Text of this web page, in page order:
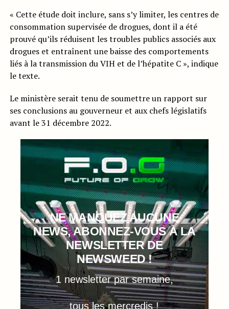
« Cette étude doit inclure, sans s’y limiter, les centres de
consommation supervisée de drogues, dont il a été
prouvé qu’ils réduisent les troubles publics associés aux
drogues et entraînent une baisse des comportements
liés à la transmission du VIH et de l’hépatite C », indique
le texte.
Le ministère serait tenu de soumettre un rapport sur
ses conclusions au gouverneur et aux chefs législatifs
avant le 31 décembre 2022.
NE MANQUEZ AUCUNE
NEWS, ABONNEZ-VOUS À LA
NEWSLETTER DE
NEWSWEED !
1 newsletter par semaine,
tous les mercredis !